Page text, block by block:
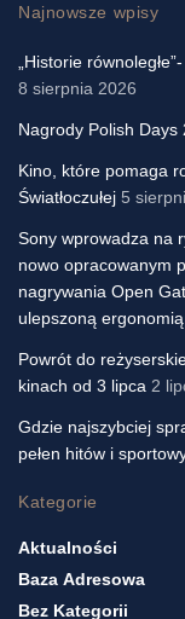
Najnowsze wpisy
„Historie
8 sierpnia 2026
Nagrody Polish Days
Kino, które pomaga
Światłoczułej 5
Sony wprowadza na
nowo opracowanym
nagrywania Open
ulepszoną ergonomią
Powrót do
kinach od 3 lipca 2
Gdzie najszybciej
pełen hitów i
Kategorie
Aktualności
Baza Adresowa
Bez Kategorii